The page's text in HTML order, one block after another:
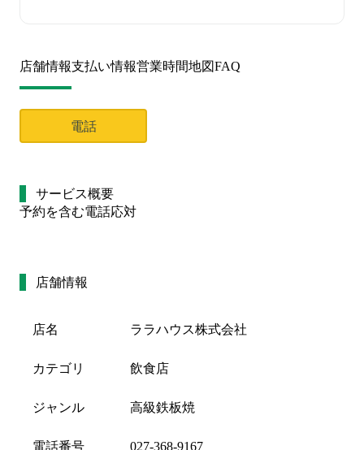
店舗情報支払い情報営業時間地図FAQ
電話
サービス概要
予約を含む電話応対
店舗情報
店名 ララハウス株式会社
カテゴリ 飲食店
ジャンル 高級鉄板焼
電話番号 027-368-9167